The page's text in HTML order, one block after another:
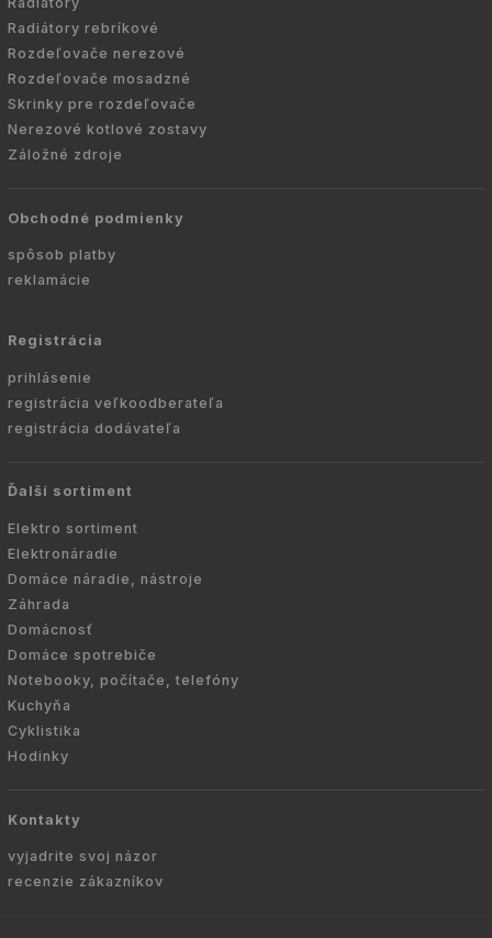
Radiátory rebríkové
Rozdeľovače nerezové
Rozdeľovače mosadzné
Skrinky pre rozdeľovače
Nerezové kotlové zostavy
Záložné zdroje
Obchodné podmienky
spôsob platby
reklamácie
Registrácia
prihlásenie
registrácia veľkoodberateľa
registrácia dodávateľa
Ďalší sortiment
Elektro sortiment
Elektronáradie
Domáce náradie, nástroje
Záhrada
Domácnosť
Domáce spotrebiče
Notebooky, počítače, telefóny
Kuchyňa
Cyklistika
Hodinky
Kontakty
vyjadrite svoj názor
recenzie zákazníkov